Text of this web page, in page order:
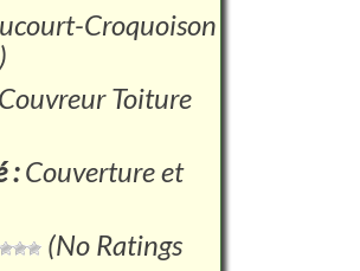
Croquoison
Toiture
:Couverture et
(No Ratings